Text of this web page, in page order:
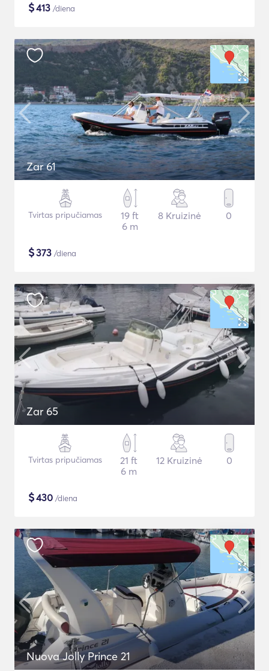
$413 /diena
Zar 61
Tvirtas pripučiamas
19 ft
6 m
8 Kruizinė 0
$373 /diena
Zar 65
Tvirtas pripučiamas
21 ft
6 m
12 Kruizinė 0
$430 /diena
Nuova Jolly Prince 21